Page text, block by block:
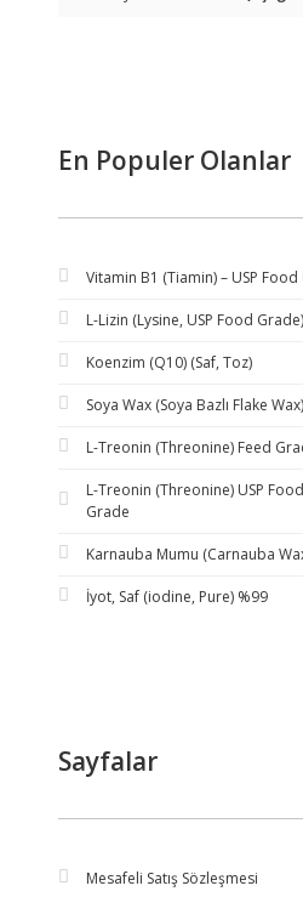
En Populer Olanlar
Vitamin B1 (Tiamin) – USP
L-Lizin (Lysine, USP Food Grade)
Koenzim (Q10) (Saf, Toz)
Soya Wax (Soya Bazlı Flake Wax)
L-Treonin (Threonine) Feed
L-Treonin (Threonine) USP Food
Grade
Karnauba Mumu (Carnauba
İyot, Saf (iodine, Pure) %99
Sayfalar
Mesafeli Satış Sözleşmesi